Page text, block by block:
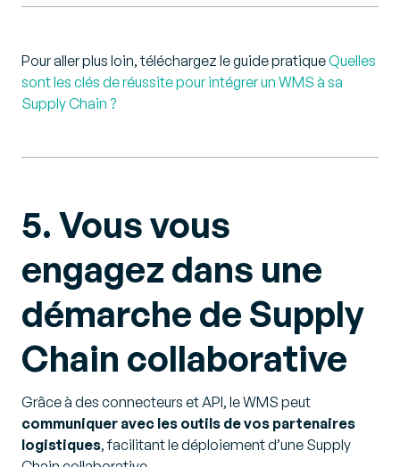
Pour aller plus loin, téléchargez le guide pratiqueQuelles
sont les clés de réussite pour intégrer un WMS à sa
Supply Chain ?
5. Vous vous
engagez dans une
démarche de Supply
Chain collaborative
Grâce à des connecteurs et API, le WMS peut
communiquer avec les outils de vos partenaires
logistiques, facilitant le déploiement d’une Supply